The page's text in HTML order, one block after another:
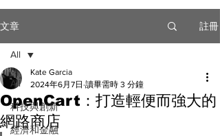
文章 註冊
All
科技與創新
經濟和金融
All
OpenCart：打造輕便而強大的
網路商店
Kate Garcia
2024年6月7日 讀畢需時 3 分鐘